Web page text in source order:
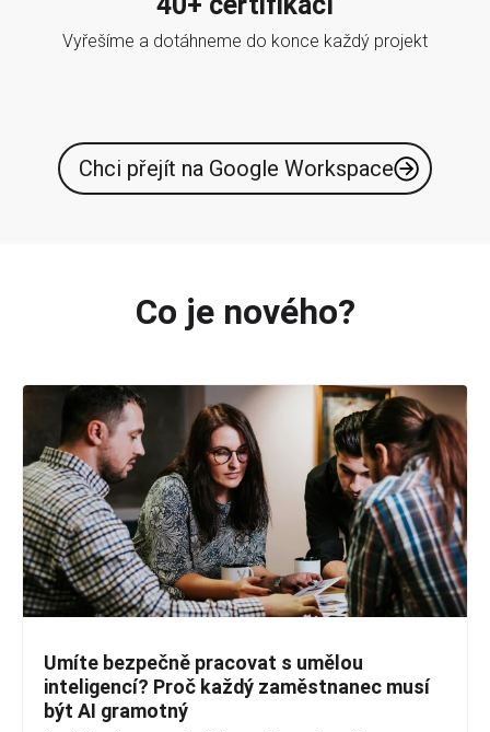
Vyřešíme a dotáhneme do konce každý projekt
Chci přejít na Google Workspace
Co je nového?
Umíte bezpečně pracovat s umělou
inteligencí? Proč každý zaměstnanec musí
být AI gramotný